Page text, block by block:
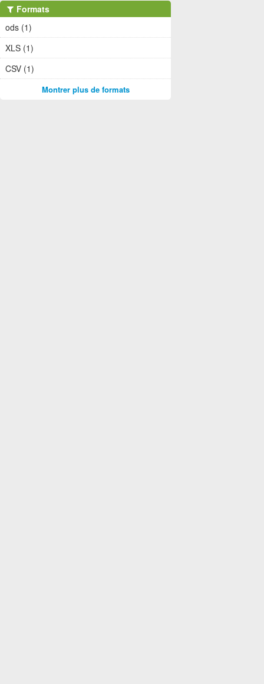
Formats
ods (1)
XLS (1)
CSV (1)
Montrer plus de formats